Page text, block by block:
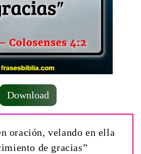
Download
oración, velando en ella
de gracias”